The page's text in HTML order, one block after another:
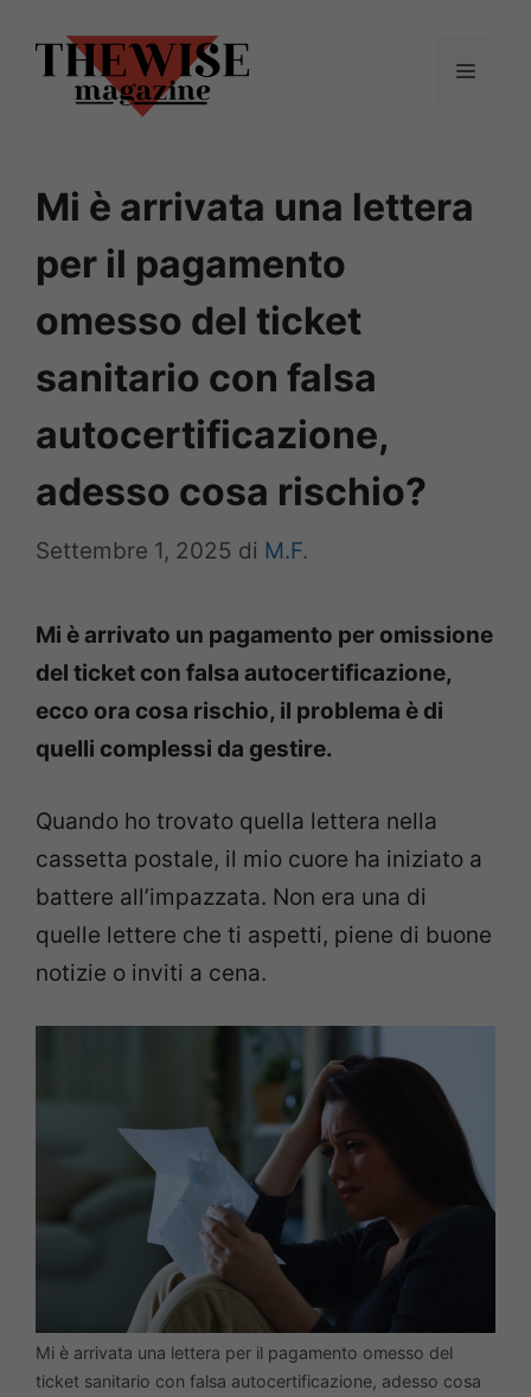
contenuto
Menu
Mi è arrivata una lettera
per il pagamento
omesso del ticket
sanitario con falsa
autocertificazione,
adesso cosa rischio?
Settembre 1, 2025 di M.F.
Mi è arrivato un pagamento per omissione
del ticket con falsa autocertificazione,
ecco ora cosa rischio, il problema è di
quelli complessi da gestire.
Quando ho trovato quella lettera nella
cassetta postale, il mio cuore ha iniziato a
battere all’impazzata. Non era una di
quelle lettere che ti aspetti, piene di buone
notizie o inviti a cena.
Mi è arrivata una lettera per il pagamento omesso del
ticket sanitario con falsa autocertificazione, adesso cosa